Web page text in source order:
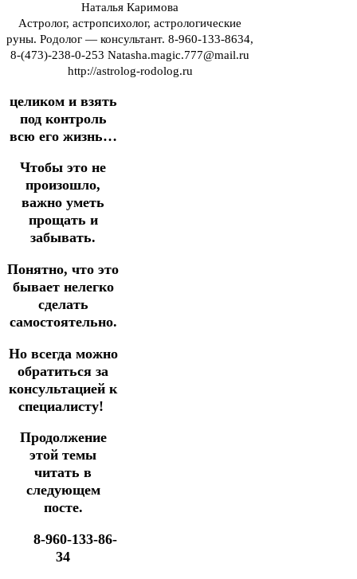
Наталья Каримова
Астролог, астропсихолог, астрологические
руны. Родолог — консультант. 8-960-133-8634,
8-(473)-238-0-253 Natasha.magic.777@mail.ru
http://astrolog-rodolog.ru
целиком и взять
под контроль
всю его жизнь…
Чтобы это не
произошло,
важно уметь
прощать и
забывать.
Понятно, что это
бывает нелегко
сделать
самостоятельно.
Но всегда можно
обратиться за
консультацией к
специалисту!
Продолжение
этой темы
читать в
следующем
посте.
8-960-133-86-
34